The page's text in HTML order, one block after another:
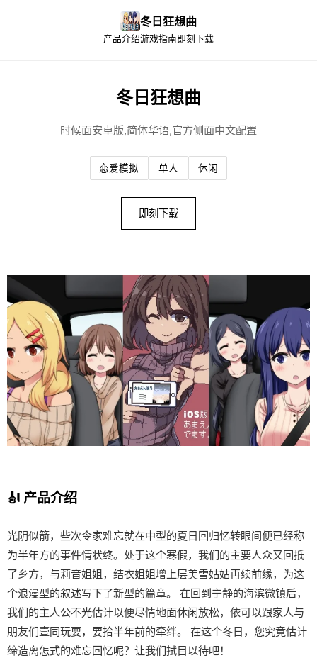
冬日狂想曲
产品介绍游戏指南 即刻下载
冬日狂想曲
时候面安卓版,简体华语,官方侧面中文配置
恋爱模拟 单人 休闲
即刻下载
🎻 产品介绍
光阴似箭，些次令家难忘就在中型的夏日回归忆转眼间便已经称
为半年方的事件情状终。处于这个寒假，我们的主要人众又回抵
了乡方，与莉音姐姐，结衣姐姐增上层美雪姑姑再续前缘，为这
个浪漫型的叙述写下了新型的篇章。 在回到宁静的海滨微镇后，
我们的主人公不光估计以便尽情地面休闲放松，依可以跟家人与
朋友们壹同玩耍，要拾半年前的牵绊。 在这个冬日，您究竟估计
缔造离怎式的难忘回忆呢？让我们拭目以待吧！